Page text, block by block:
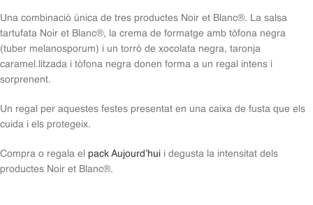
Una combinació única de tres productes Noir et Blanc®. La salsa
tartufata Noir et Blanc®, la crema de formatge amb tòfona negra
(tuber melanosporum) i un torró de xocolata negra, taronja
caramel.litzada i tòfona negra donen forma a un regal intens i
sorprenent.
Un regal per aquestes festes presentat en una caixa de fusta que els
cuida i els protegeix.
Compra o regala el pack Aujourd’hui i degusta la intensitat dels
productes Noir et Blanc®.